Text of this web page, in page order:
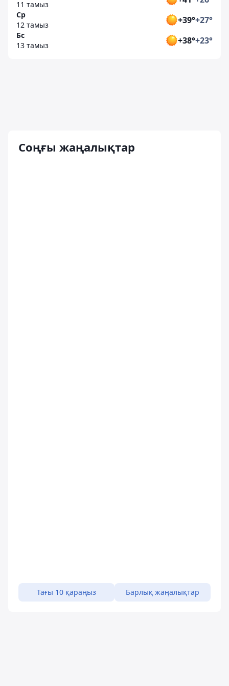
11 тамыз
Ср
12 тамыз
+39°+27°
Бс
13 тамыз
+38°+23°
Соңғы жаңалықтар
Тағы 10 қараңыз Барлық жаңалықтар